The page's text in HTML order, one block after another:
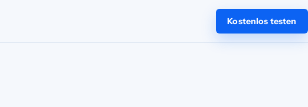
Kostenlos testen